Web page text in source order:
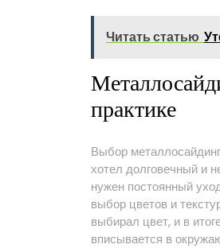
Читать статью
практике
Выбор
хотел долговечный и
нужен постоянный
выбор цветов и
выбирал цвет, и в
вписывается в